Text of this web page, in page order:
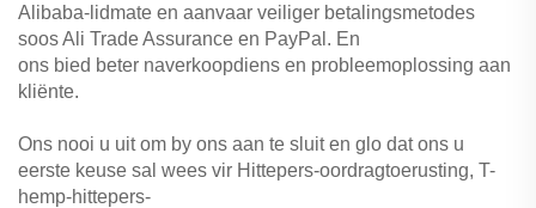
Alibaba-lidmate en aanvaar veiliger betalingsmetodes
soos Ali Trade Assurance en PayPal. En
ons bied beter naverkoopdiens en probleemoplossing aan
kliënte.
Ons nooi u uit om by ons aan te sluit en glo dat ons u
eerste keuse sal wees vir Hittepers-oordragtoerusting, T-
hemp-hittepers-